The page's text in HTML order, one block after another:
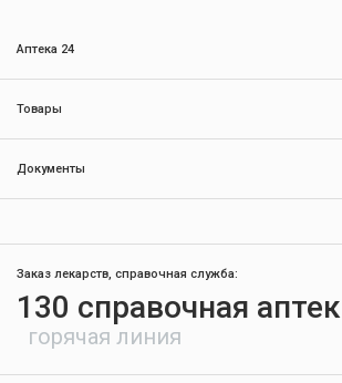
Аптека 24
Товары
Документы
Заказ лекарств, справочная служба:
130 справочная аптек
горячая линия